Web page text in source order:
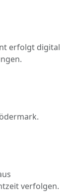
verfolgen.
erfolgt digital